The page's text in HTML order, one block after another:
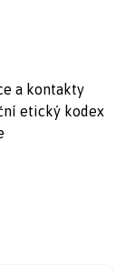
a kontakty
etický kodex